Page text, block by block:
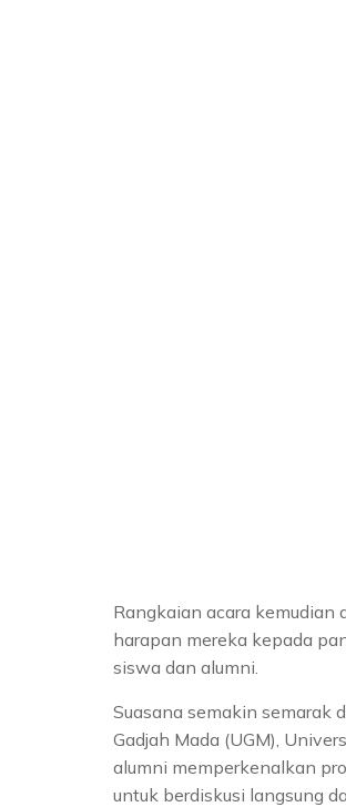
Rangkaian acara kemudian
harapan mereka kepada
siswa dan alumni.
Suasana semakin semarak
Gadjah Mada (UGM),
alumni memperkenalkan
untuk berdiskusi langsung